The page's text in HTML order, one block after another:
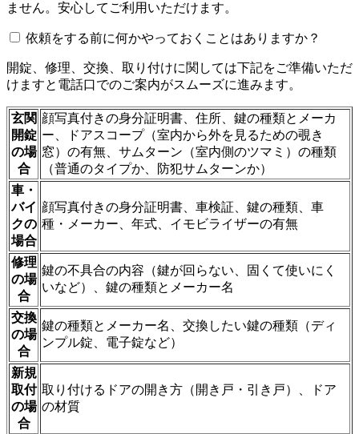
ません。安心してご利用いただけます。
依頼をする前に何かやっておくことはありますか？
開錠、修理、交換、取り付けに関しては下記をご準備いただ
けますと電話口でのご案内がスムーズに進みます。
玄関
開錠
の場
合
顔写真付きの身分証明書、住所、鍵の種類とメーカ
ー、ドアスコープ（室内から外を見るための覗き
窓）の有無、サムターン（室内側のツマミ）の種類
（普通のタイプか、防犯サムターンか）
車・
バイ
クの
場合
顔写真付きの身分証明書、車検証、鍵の種類、車
種・メーカー、年式、イモビライザーの有無
修理
の場
合
鍵の不具合の内容（鍵が回らない、固くて使いにく
いなど）、鍵の種類とメーカー名
交換
の場
合
鍵の種類とメーカー名、交換したい鍵の種類（ディ
ンプル錠、電子錠など）
新規
取付
の場
合
取り付けるドアの開き方（開き戸・引き戸）、ドア
の材質